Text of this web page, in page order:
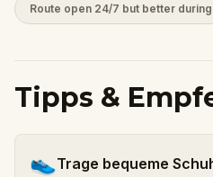
Route open 24/7 but better
Tipps &
👟Trage bequeme